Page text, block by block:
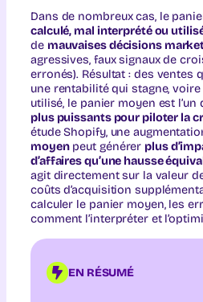
Dans de nombreux cas, le
calculé, mal interprété ou
de mauvaises décisions
agressives, faux signaux de
erronés). Résultat : des ventes
une rentabilité qui stagne,
utilisé, le panier moyen est l’un
plus puissants pour piloter la
étude Shopify, une
moyenpeut générer plus
d’affaires qu’une hausse
agit directement sur la valeur
coûts d’acquisition
calculer le panier moyen, les
comment l’interpréter et
EN RÉSUMÉ